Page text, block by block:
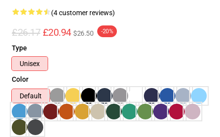
(4 customer reviews)
£26.17 £20.94 $26.50 -20%
Type
Unisex
Color
Default